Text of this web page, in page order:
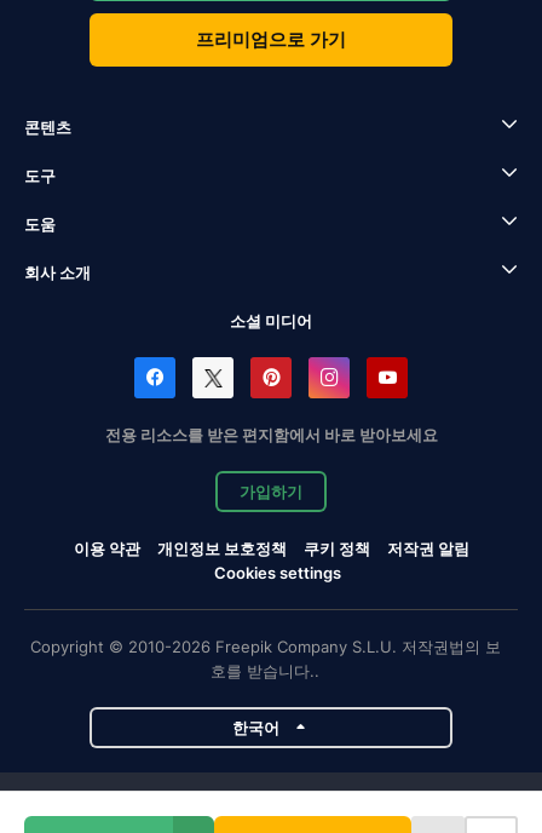
프리미엄으로 가기
콘텐츠
도구
도움
회사 소개
소셜 미디어
전용 리소스를 받은 편지함에서 바로 받아보세요
가입하기
이용 약관 개인정보 보호정책 쿠키 정책
저작권 알림
Cookies settings
Copyright © 2010-2026 Freepik Company S.L.U. 저작권법의 보
호를 받습니다..
한국어